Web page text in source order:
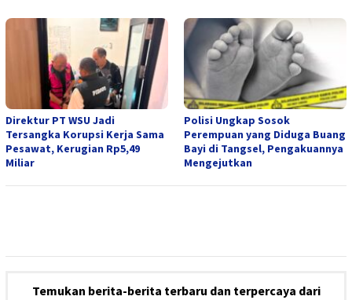
Direktur PT WSU Jadi
Tersangka Korupsi Kerja Sama
Pesawat, Kerugian Rp5,49
Miliar
Polisi Ungkap Sosok
Perempuan yang Diduga Buang
Bayi di Tangsel, Pengakuannya
Mengejutkan
Temukan berita-berita terbaru dan terpercaya dari